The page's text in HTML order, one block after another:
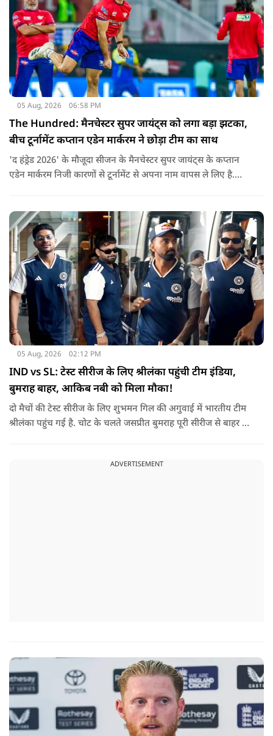
05 Aug, 2026 06:58 PM
The Hundred: मैनचेस्टर सुपर जायंट्स को लगा बड़ा झटका,
बीच टूर्नामेंट कप्तान एडेन मार्करम ने छोड़ा टीम का साथ
'द हंड्रेड 2026' के मौजूदा सीजन के मैनचेस्टर सुपर जायंट्स के कप्तान
एडेन मार्करम निजी कारणों से टूर्नामेंट से अपना नाम वापस ले लिए है.
05 Aug, 2026 02:12 PM
IND vs SL: टेस्ट सीरीज के लिए श्रीलंका पहुंची टीम इंडिया,
बुमराह बाहर, आकिब नबी को मिला मौका!
दो मैचों की टेस्ट सीरीज के लिए शुभमन गिल की अगुवाई में भारतीय टीम
श्रीलंका पहुंच गई है. चोट के चलते जसप्रीत बुमराह पूरी सीरीज से बाहर हो
ADVERTISEMENT